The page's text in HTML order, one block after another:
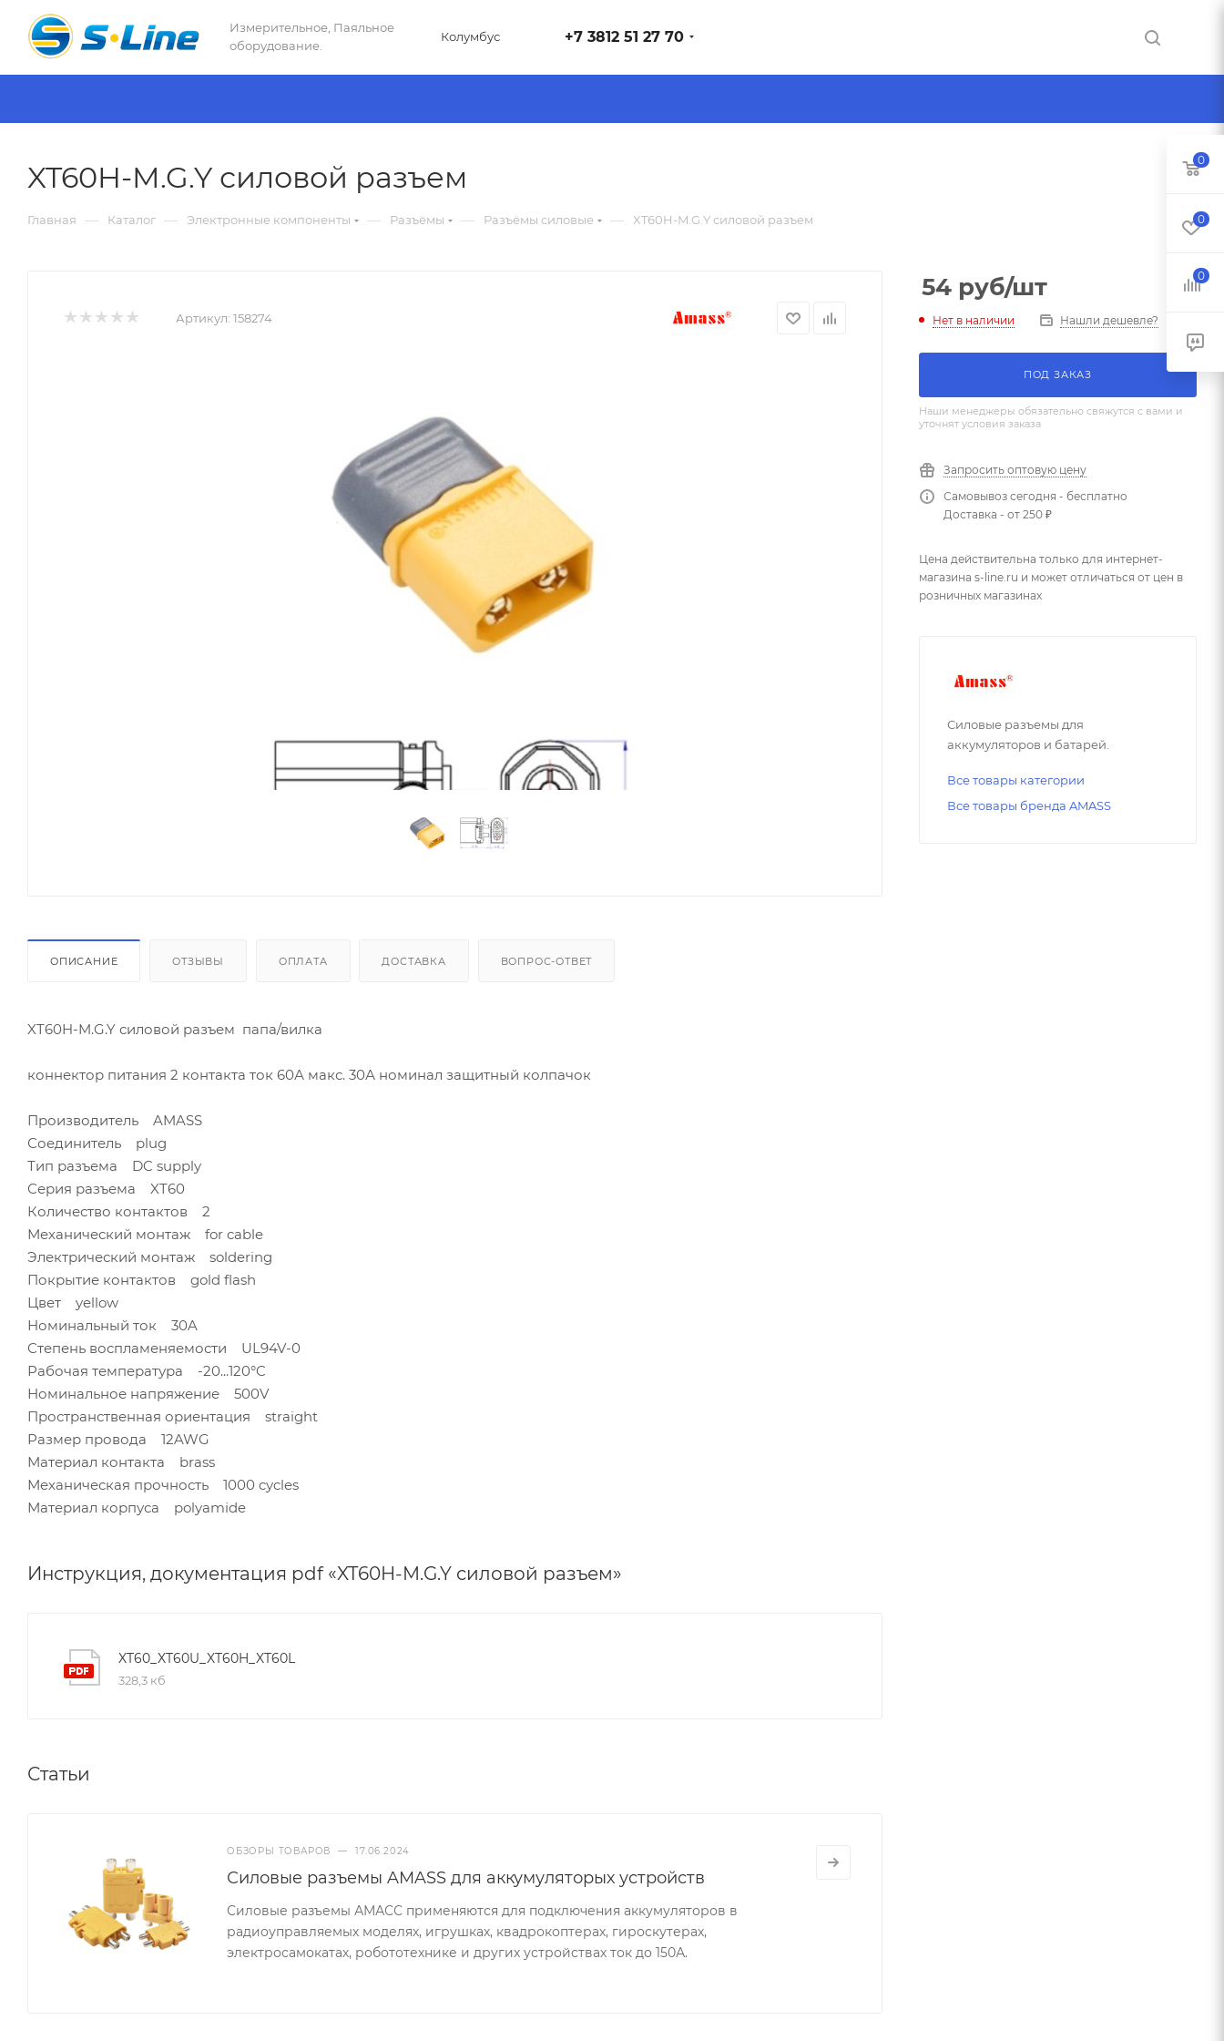
Измерительное, Паяльное
оборудование.
Колумбус +7 3812 51 27 70
XT60H-M.G.Y силовой разъем
Главная — Каталог — Электронные компоненты — Разъёмы — Разъёмы силовые — XT60H-M.G.Y силовой разъем
Артикул: 158274
ОПИСАНИЕ ОТЗЫВЫ ОПЛАТА ДОСТАВКА ВОПРОС-ОТВЕТ
XT60H-M.G.Y силовой разъем папа/вилка
коннектор питания 2 контакта ток 60А макс. 30А номинал защитный колпачок
Производитель AMASS
Соединитель plug
Тип разъема DC supply
Серия разъема XT60
Количество контактов 2
Механический монтаж for cable
Электрический монтаж soldering
Покрытие контактов gold flash
Цвет yellow
Номинальный ток 30A
Степень воспламеняемости UL94V-0
Рабочая температура -20...120°C
Номинальное напряжение 500V
Пространственная ориентация straight
Размер провода 12AWG
Материал контакта brass
Механическая прочность 1000 cycles
Материал корпуса polyamide
Инструкция, документация pdf «XT60H-M.G.Y силовой разъем»
XT60_XT60U_XT60H_XT60L
328,3 кб
Статьи
ОБЗОРЫ ТОВАРОВ — 17.06.2024
Силовые разъемы AMASS для аккумуляторых устройств
Силовые разъемы АМАСС применяются для подключения аккумуляторов в
радиоуправляемых моделях, игрушках, квадрокоптерах, гироскутерах,
электросамокатах, робототехнике и других устройствах ток до 150А.
54 руб/шт
Нет в наличии Нашли дешевле?
ПОД ЗАКАЗ
Наши менеджеры обязательно свяжутся с вами и
уточнят условия заказа
Запросить оптовую цену
Самовывоз сегодня - бесплатно
Доставка - от 250 ₽
Цена действительна только для интернет-
магазина s-line.ru и может отличаться от цен в
розничных магазинах
Силовые разъемы для
аккумуляторов и батарей.
Все товары категории
Все товары бренда AMASS
0
0
0